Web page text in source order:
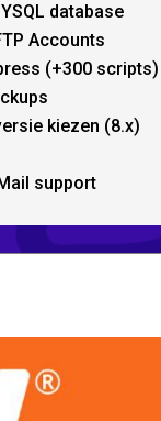
database
Accounts
(+300 scripts)
kiezen (8.x)
support